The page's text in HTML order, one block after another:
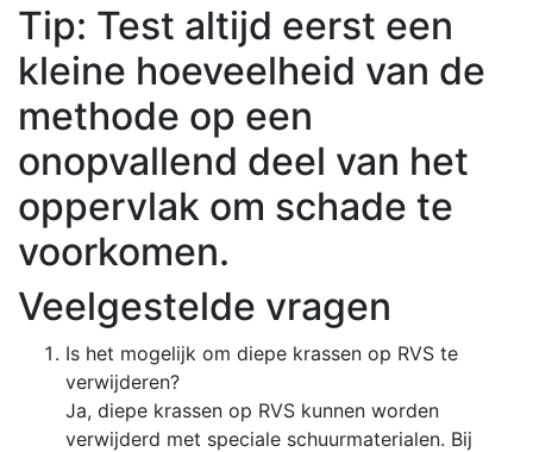
Tip: Test altijd eerst een
kleine hoeveelheid van de
methode op een
onopvallend deel van het
oppervlak om schade te
voorkomen.
Veelgestelde vragen
Is het mogelijk om diepe krassen op RVS te
verwijderen?
Ja, diepe krassen op RVS kunnen worden
verwijderd met speciale schuurmaterialen. Bij